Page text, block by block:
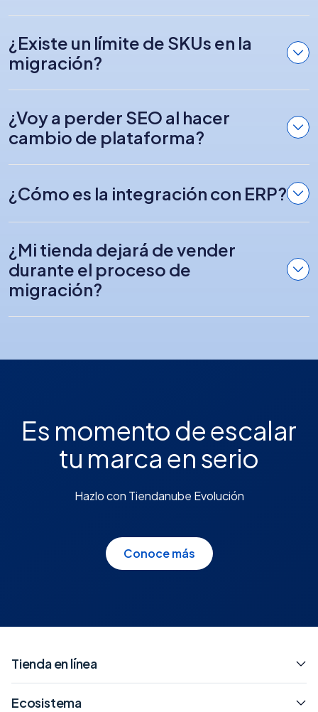
¿Existe un límite de SKUs en la
migración?
¿Voy a perder SEO al hacer
cambio de plataforma?
¿Cómo es la integración con ERP?
¿Mi tienda dejará de vender
durante el proceso de
migración?
Es momento de escalar
tu marca en serio
Hazlo con Tiendanube Evolución
Conoce más
Tienda en línea
Ecosistema